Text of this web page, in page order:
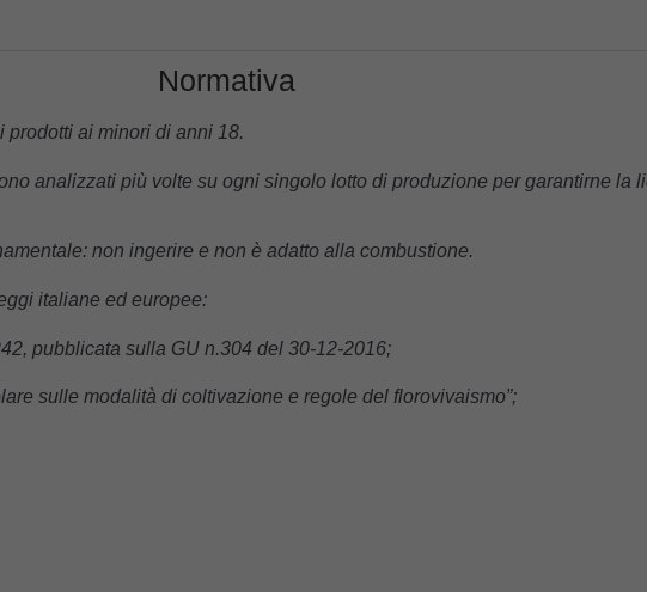
Normativa
ai minori di anni 18.
analizzati più volte su ogni singolo lotto di produzione per garantirne la
non ingerire e non è adatto alla combustione.
italiane ed europee:
pubblicata sulla GU n.304 del 30-12-2016;
sulle modalità di coltivazione e regole del florovivaismo”;